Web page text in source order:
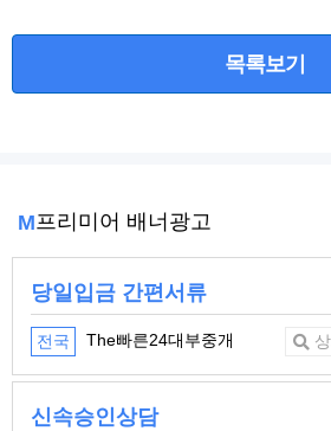
목록보기
M프리미어 배너광고
하기
24시간 빠른 당일대출
전국 하데스대부중개
사업자 최대1억